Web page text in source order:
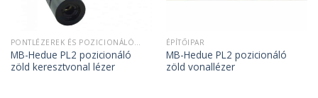
PONTLÉZEREK ÉS POZICIONÁLÓ LÉZEREK
MB-Hedue PL2 pozicionáló
zöld keresztvonal lézer
ÉPÍTŐIPAR
MB-Hedue PL2 pozicionáló
zöld vonallézer